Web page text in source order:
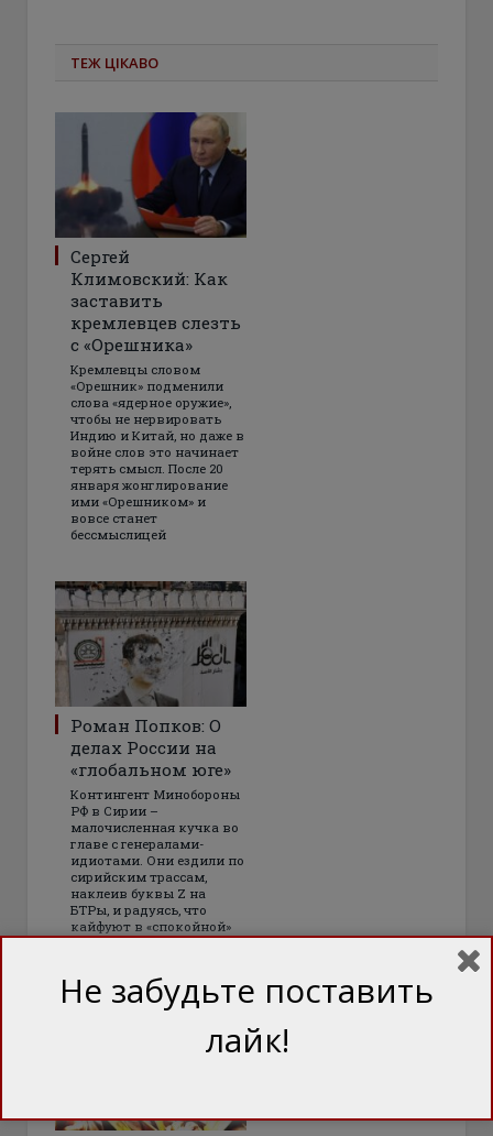
ТЕЖ ЦІКАВО
Сергей
Климовский: Как
заставить
кремлевцев слезть
с «Орешника»
Кремлевцы словом
«Орешник» подменили
слова «ядерное оружие»,
чтобы не нервировать
Индию и Китай, но даже в
войне слов это начинает
терять смысл. После 20
января жонглирование
ими «Орешником» и
вовсе станет
бессмыслицей
Роман Попков: О
делах России на
«глобальном юге»
Контингент Минобороны
РФ в Сирии –
малочисленная кучка во
главе с генералами-
идиотами. Они ездили по
сирийским трассам,
наклеив буквы Z на
БТРы, и радуясь, что
кайфуют в «спокойной»
Сирии, а не гибнут в
Не забудьте поставить
лайк!